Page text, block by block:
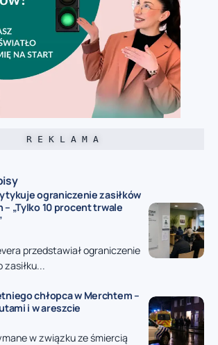
R E K L A M A
ograniczenie zasiłków
„Tylko 10 procent trwale
przedstawiał ograniczenie
chłopca w Merchtem –
i w areszcie
w związku ze śmiercią